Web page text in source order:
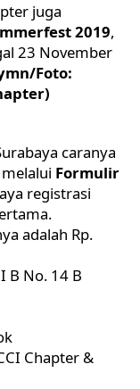
juga
2019,
23 November
Foto:
caranya
Formulir
registrasi
adalah Rp.
B No. 14 B
Chapter &